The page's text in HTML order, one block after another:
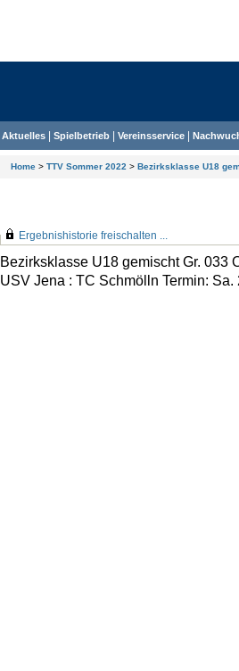
Aktuelles Spielbetrieb Vereinsservice
Home > TTV Sommer 2022 > Bezirksklasse U18
Ergebnishistorie freischalten ...
Bezirksklasse U18 gemischt Gr. 033
USV Jena : TC Schmölln Termin: